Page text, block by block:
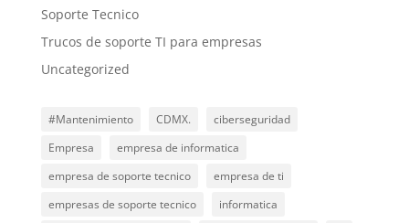
Soporte Tecnico
Trucos de soporte TI para empresas
Uncategorized
#Mantenimiento CDMX.
ciberseguridad
Empresa
empresa de informatica
empresa de soporte tecnico
empresa de ti
empresas de soporte tecnico
informatica